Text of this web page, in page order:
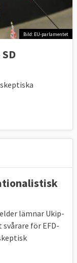
Bild: EU-parlamentet
lämnar Ukip-
för EFD-